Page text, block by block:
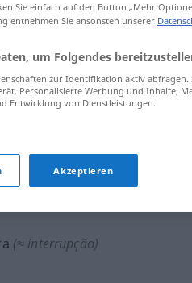
(≈ vinco)
(≈ interrupção)
Sie einfach auf den Button „Mehr
entnehmen Sie ansonsten unserer
um Folgendes
zur Identifikation aktiv abfragen.
Personalisierte Werbung und Inhalte,
Entwicklung von Dienstleistungen.
Akzeptieren